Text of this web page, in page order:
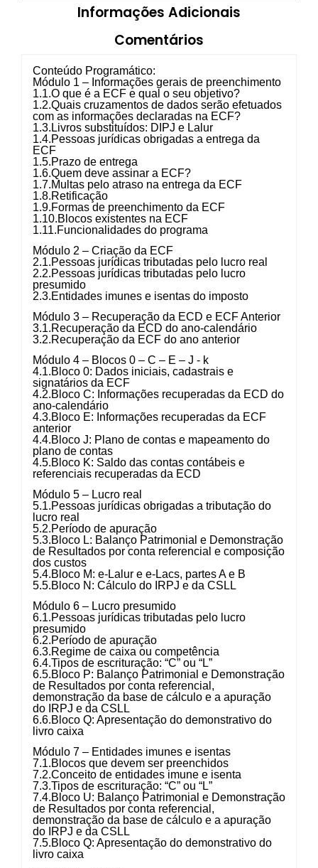
Informações Adicionais
Comentários
Conteúdo Programático:
Módulo 1 – Informações gerais de preenchimento
1.1.O que é a ECF e qual o seu objetivo?
1.2.Quais cruzamentos de dados serão efetuados
com as informações declaradas na ECF?
1.3.Livros substituídos: DIPJ e Lalur
1.4.Pessoas jurídicas obrigadas a entrega da
ECF
1.5.Prazo de entrega
1.6.Quem deve assinar a ECF?
1.7.Multas pelo atraso na entrega da ECF
1.8.Retificação
1.9.Formas de preenchimento da ECF
1.10.Blocos existentes na ECF
1.11.Funcionalidades do programa
Módulo 2 – Criação da ECF
2.1.Pessoas jurídicas tributadas pelo lucro real
2.2.Pessoas jurídicas tributadas pelo lucro
presumido
2.3.Entidades imunes e isentas do imposto
Módulo 3 – Recuperação da ECD e ECF Anterior
3.1.Recuperação da ECD do ano-calendário
3.2.Recuperação da ECF do ano anterior
Módulo 4 – Blocos 0 – C – E – J - k
4.1.Bloco 0: Dados iniciais, cadastrais e
signatários da ECF
4.2.Bloco C: Informações recuperadas da ECD do
ano-calendário
4.3.Bloco E: Informações recuperadas da ECF
anterior
4.4.Bloco J: Plano de contas e mapeamento do
plano de contas
4.5.Bloco K: Saldo das contas contábeis e
referenciais recuperadas da ECD
Módulo 5 – Lucro real
5.1.Pessoas jurídicas obrigadas a tributação do
lucro real
5.2.Período de apuração
5.3.Bloco L: Balanço Patrimonial e Demonstração
de Resultados por conta referencial e composição
dos custos
5.4.Bloco M: e-Lalur e e-Lacs, partes A e B
5.5.Bloco N: Cálculo do IRPJ e da CSLL
Módulo 6 – Lucro presumido
6.1.Pessoas jurídicas tributadas pelo lucro
presumido
6.2.Período de apuração
6.3.Regime de caixa ou competência
6.4.Tipos de escrituração: “C” ou “L”
6.5.Bloco P: Balanço Patrimonial e Demonstração
de Resultados por conta referencial,
demonstração da base de cálculo e a apuração
do IRPJ e da CSLL
6.6.Bloco Q: Apresentação do demonstrativo do
livro caixa
Módulo 7 – Entidades imunes e isentas
7.1.Blocos que devem ser preenchidos
7.2.Conceito de entidades imune e isenta
7.3.Tipos de escrituração: “C” ou “L”
7.4.Bloco U: Balanço Patrimonial e Demonstração
de Resultados por conta referencial,
demonstração da base de cálculo e a apuração
do IRPJ e da CSLL
7.5.Bloco Q: Apresentação do demonstrativo do
livro caixa